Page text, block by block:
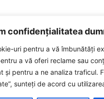
confidențialitatea
uri pentru a vă îmbunătăți
a vă oferi reclame sau
și pentru a ne analiza traficul.
sunteți de acord cu